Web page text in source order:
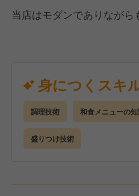
当店はモダンでありなが
経験が浅い方も先輩スタ
身につくスキ
調理技術 和食メニューの
盛りつけ技術